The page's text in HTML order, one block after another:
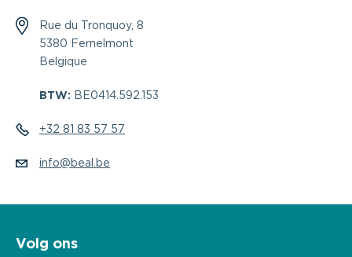
Rue du Tronquoy, 8
5380 Fernelmont
Belgique
BTW: BE0414.592.153
+32 81 83 57 57
info@beal.be
Volg ons